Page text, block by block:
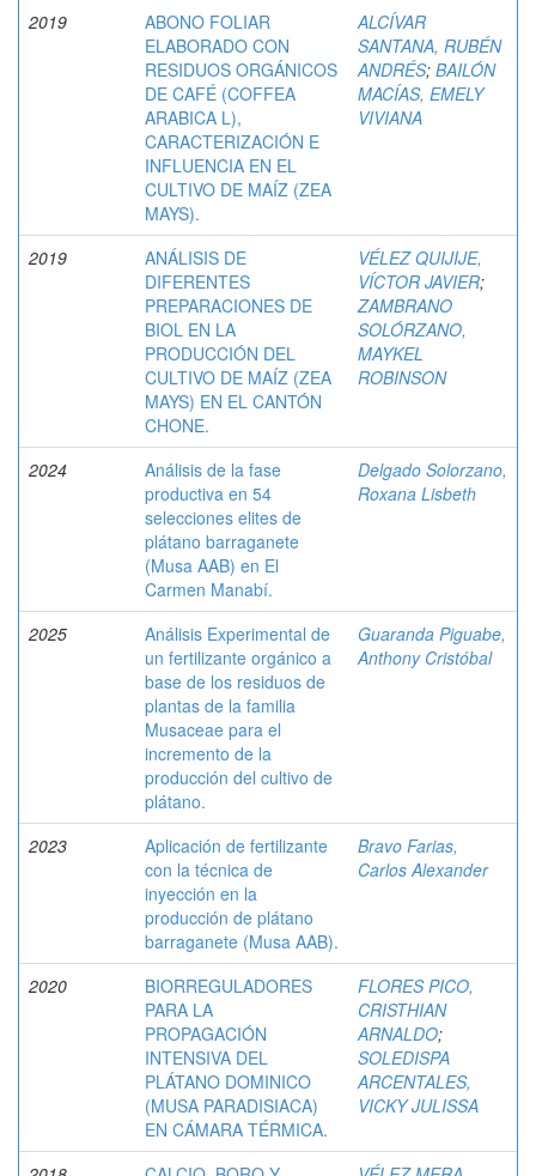
2019
ABONO FOLIAR
ELABORADO CON
RESIDUOS ORGÁNICOS
DE CAFÉ (COFFEA
ARABICA L),
CARACTERIZACIÓN E
INFLUENCIA EN EL
CULTIVO DE MAÍZ (ZEA
MAYS).
ALCÍVAR
SANTANA, RUBÉN
ANDRÉS; BAILÓN
MACÍAS, EMELY
VIVIANA
2019
ANÁLISIS DE
DIFERENTES
PREPARACIONES DE
BIOL EN LA
PRODUCCIÓN DEL
CULTIVO DE MAÍZ (ZEA
MAYS) EN EL CANTÓN
CHONE.
VÉLEZ QUIJIJE,
VÍCTOR JAVIER;
ZAMBRANO
SOLÓRZANO,
MAYKEL
ROBINSON
2024
Análisis de la fase
productiva en 54
selecciones elites de
plátano barraganete
(Musa AAB) en El
Carmen Manabí.
Delgado Solorzano,
Roxana Lisbeth
2025
Análisis Experimental de
un fertilizante orgánico a
base de los residuos de
plantas de la familia
Musaceae para el
incremento de la
producción del cultivo de
plátano.
Guaranda Piguabe,
Anthony Cristóbal
2023
Aplicación de fertilizante
con la técnica de
inyección en la
producción de plátano
barraganete (Musa AAB).
Bravo Farias,
Carlos Alexander
2020
BIORREGULADORES
PARA LA
PROPAGACIÓN
INTENSIVA DEL
PLÁTANO DOMINICO
(MUSA PARADISIACA)
EN CÁMARA TÉRMICA.
FLORES PICO,
CRISTHIAN
ARNALDO;
SOLEDISPA
ARCENTALES,
VICKY JULISSA